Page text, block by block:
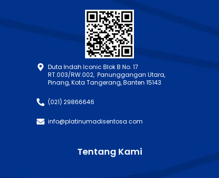
Duta Indah Iconic Blok B No. 17
RT.003/RW.002, Panunggangan Utara,
Pinang, Kota Tangerang, Banten 15143
(021) 29866646
info@platinumadisentosa.com
Tentang Kami